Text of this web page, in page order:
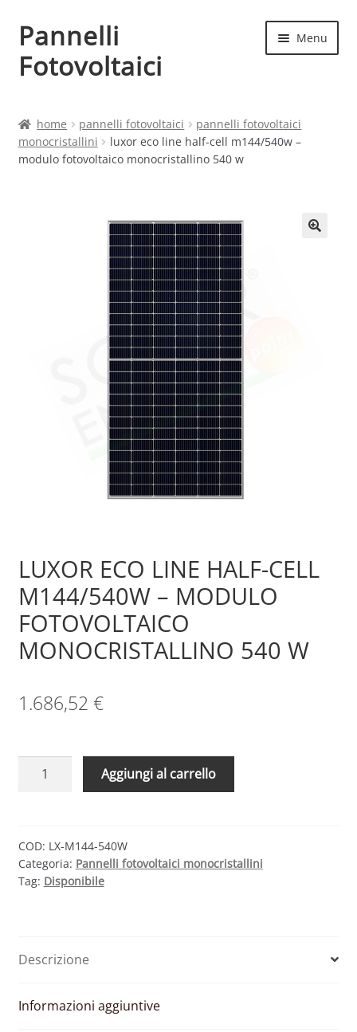
Vai
alla
navigazione
Vai
al
contenuto
Pannelli
Fotovoltaici
Menu
Cart
home pannelli fotovoltaici
pannelli fotovoltaici
monocristallini
luxor eco line half-cell m144/540w –
modulo fotovoltaico monocristallino 540 w
LUXOR ECO LINE HALF-CELL
M144/540W – MODULO
FOTOVOLTAICO
MONOCRISTALLINO 540 W
1.686,52 €
LUXOR
CELL
M144/540W
–
540
quantità
Aggiungi al carrello
COD: LX-M144-540W
Categoria: Pannelli fotovoltaici monocristallini
Tag: Disponibile
Descrizione
Informazioni aggiuntive